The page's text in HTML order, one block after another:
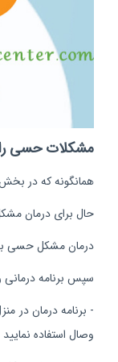
مشکلات حسی
همانگونه که در
حال برای درمان
درمان مشکل حسی به نوع مشکل کودک
سپس برنامه
وصال استفاده